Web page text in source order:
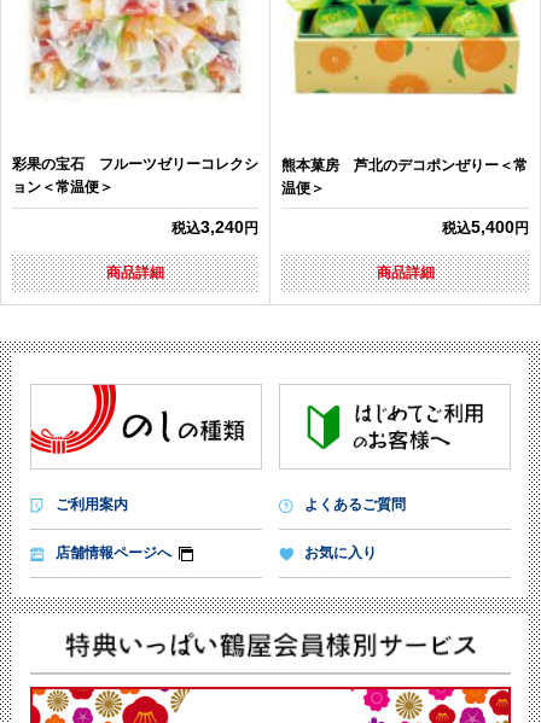
彩果の宝石 フルーツゼリーコレクシ
ョン＜常温便＞
税込3,240円
商品詳細
熊本菓房 芦北のデコポンぜりー＜常
温便＞
税込5,400円
商品詳細
ご利用案内 よくあるご質問
店舗情報ページへ お気に入り